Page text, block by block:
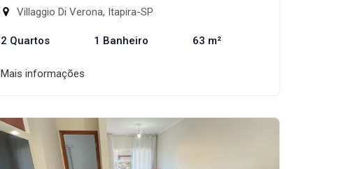
Villaggio Di Verona, Itapira-SP
2 Quartos 1 Banheiro 63 m²
Mais informações